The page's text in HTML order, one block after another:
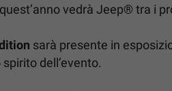
vedrà Jeep® tra i
sarà presente in
dell’evento.